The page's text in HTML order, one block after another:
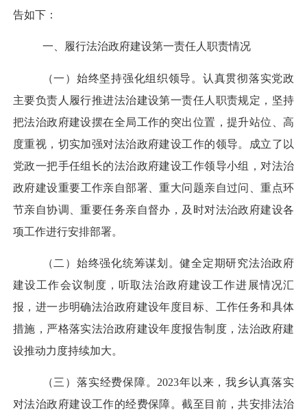
告如下 ：
一、履行法治政府建设第一责任人职责情况
（一） 始终坚持强化组织领导。 认真贯彻落实党政
主要负责人履行推进法治建设第一责任人职责规定，坚持
把法治政府建设摆在全局工作的突出位置，提升站位、高
度重视，切实加强对法治政府建设工作的领导。成立了 以
党政一把手任组长的法治政府建设工作领导小组
， 对法治
政府建设重要工作亲自部署、重大问题亲自过问、重点环
节亲自协调、重要任务亲自督办， 及时对法治政府建设各
项工作进行安排部署。
（二） 始终强化统筹谋划。健全定期研究法治政府
建设工作会议制度，听取法治政府建设工作进展情况汇
报，进一步明确法治政府建设年度目标、工作任务和具体
措施，严格落实法治政府建设年度报告制度，法治政府建
设推动力度持续加大。
（三） 落实经费保障。 2023年以来，我乡认真落实
对法治政府建设工作的经费保障。截至目前，共安排法治